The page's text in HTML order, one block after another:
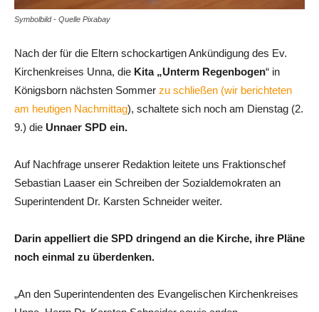
Symbolbild - Quelle Pixabay
Nach der für die Eltern schockartigen Ankündigung des Ev.
Kirchenkreises Unna, die Kita „Unterm Regenbogen“ in
Königsborn nächsten Sommer zu schließen (wir berichteten
am heutigen Nachmittag), schaltete sich noch am Dienstag (2.
9.) die Unnaer SPD ein.
Auf Nachfrage unserer Redaktion leitete uns Fraktionschef
Sebastian Laaser ein Schreiben der Sozialdemokraten an
Superintendent Dr. Karsten Schneider weiter.
Darin appelliert die SPD dringend an die Kirche, ihre Pläne
noch einmal zu überdenken.
„An den Superintendenten des Evangelischen Kirchenkreises